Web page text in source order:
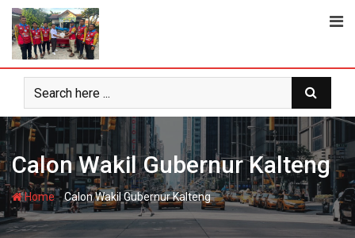
Skip
content
Calon Wakil Gubernur Kalteng
Home-Calon Wakil Gubernur Kalteng